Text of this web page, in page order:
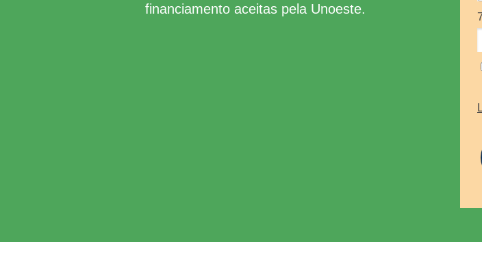
financiamento aceitas pela Unoeste.